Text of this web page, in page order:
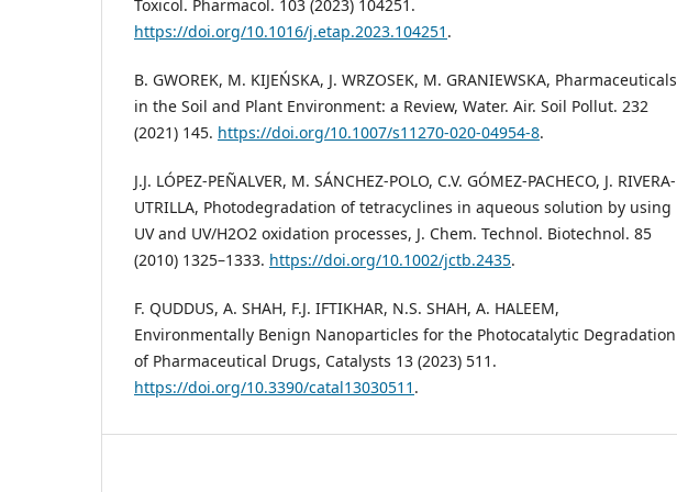
Toxicol. Pharmacol. 103 (2023) 104251.
https://doi.org/10.1016/j.etap.2023.104251 .
B. GWOREK, M. KIJEŃSKA, J. WRZOSEK, M. GRANIEWSKA, Pharmaceuticals
in the Soil and Plant Environment: a Review, Water. Air. Soil Pollut. 232
(2021) 145. https://doi.org/10.1007/s11270-020-04954-8.
J.J. LÓPEZ-PEÑALVER, M. SÁNCHEZ-POLO, C.V. GÓMEZ-PACHECO, J. RIVERA-
UTRILLA, Photodegradation of tetracyclines in aqueous solution by using
UV and UV/H2O2 oxidation processes, J. Chem. Technol. Biotechnol. 85
(2010) 1325–1333. https://doi.org/10.1002/jctb.2435.
F. QUDDUS, A. SHAH, F.J. IFTIKHAR, N.S. SHAH, A. HALEEM,
Environmentally Benign Nanoparticles for the Photocatalytic Degradation
of Pharmaceutical Drugs, Catalysts 13 (2023) 511.
https://doi.org/10.3390/catal13030511 .